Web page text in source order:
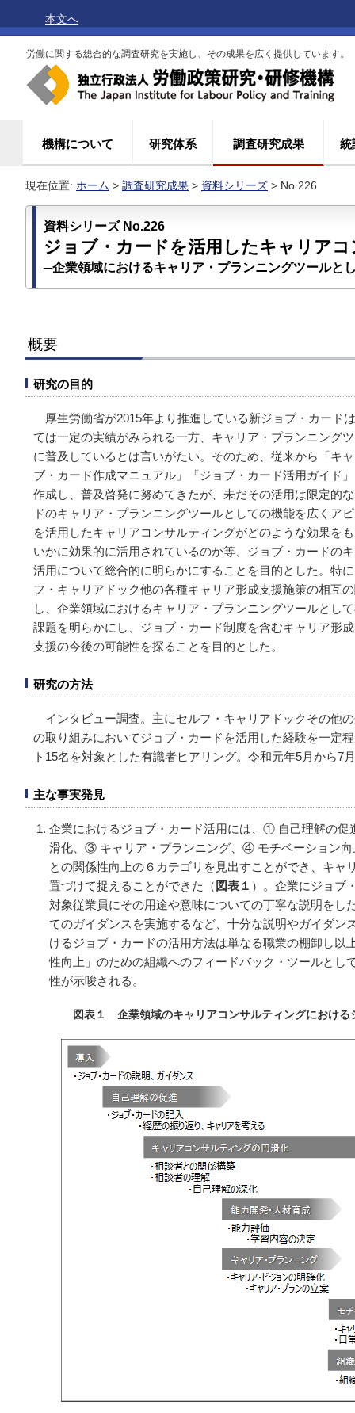
本文へ
労働に関する総合的な調査研究を実施し、その成果を広く提供しています。
機構について 研究体系 調査研究成果 統
現在位置: ホーム > 調査研究成果 > 資料シリーズ > No.226
資料シリーズ No.226
ジョブ・カードを活用したキャリア
─企業領域におけるキャリア・プランニングツールと
概要
研究の目的
厚生労働省が2015年より推進している新ジョブ・カード
ては一定の実績がみられる一方、キャリア・プランニング
に普及しているとは言いがたい。そのため、従来から「キ
ブ・カード作成マニュアル」「ジョブ・カード活用ガイド
作成し、普及啓発に努めてきたが、未だその活用は限定的
ドのキャリア・プランニングツールとしての機能を広くア
を活用したキャリアコンサルティングがどのような効果を
いかに効果的に活用されているのか等、ジョブ・カードの
活用について総合的に明らかにすることを目的とした。特
フ・キャリアドック他の各種キャリア形成支援施策の相互
し、企業領域におけるキャリア・プランニングツールとし
課題を明らかにし、ジョブ・カード制度を含むキャリア形
支援の今後の可能性を探ることを目的とした。
研究の方法
インタビュー調査。主にセルフ・キャリアドックその他
の取り組みにおいてジョブ・カードを活用した経験を一定
ト15名を対象とした有識者ヒアリング。令和元年5月から7
主な事実発見
企業におけるジョブ・カード活用には、① 自己理解の
滑化、③ キャリア・プランニング、④ モチベーション
との関係性向上の６カテゴリを見出すことができ、キャ
置づけて捉えることができた（ 図表１ ）。企業にジョブ
対象従業員にその用途や意味についての丁寧な説明をし
てのガイダンスを実施するなど、十分な説明やガイダン
けるジョブ・カードの活用方法は単なる職業の棚卸し以
性向上」のための組織へのフィードバック・ツールとし
性が示唆される。
図表１ 企業領域のキャリアコンサルティングにおける